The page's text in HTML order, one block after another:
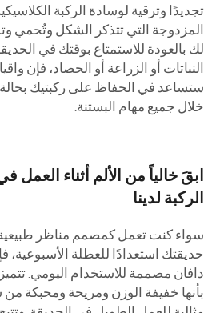
تجديدًا وترقية لوسادة الركبة
المزدوجة التي تتذكر الشكل وتُحمي
لك بالعودة للاستمتاع بوقتك في
النباتات أو الزراعة أو الحصاد، فإن
ستساعد في الحفاظ على ركبتيك بحالة
خلال جميع مهام البستنة.
ابقَ خالياً من الألم أثناء العمل
الركبة لدينا
سواء كنت تعمل كمصمم مناظر
حديقتك استعدادًا للعطلة الأسبوعية،
دافان مصممة للاستخدام اليومي. تتميز
بأنها خفيفة الوزن ومريحة ومحبكة من